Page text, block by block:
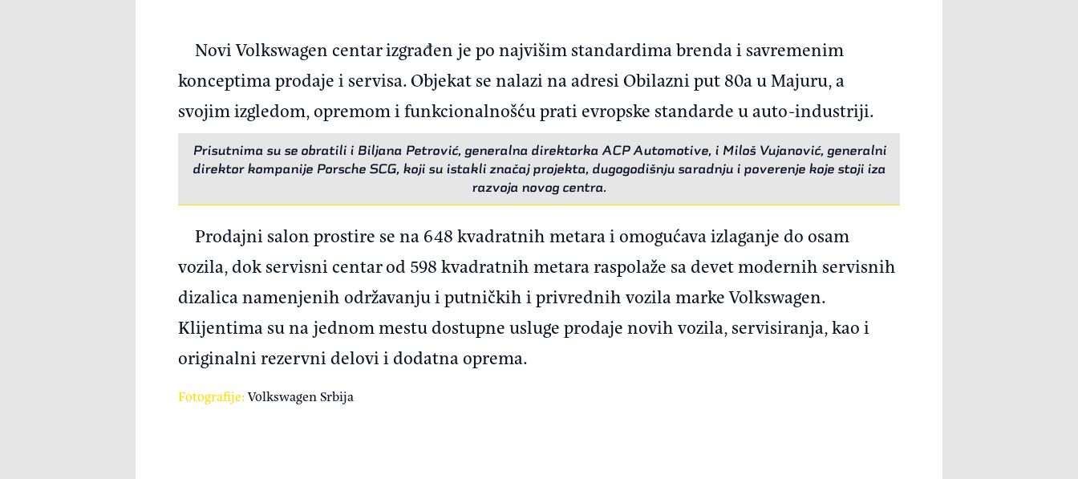
Novi Volkswagen centar izgrađen je po najvišim standardima brenda i savremenim
konceptima prodaje i servisa. Objekat se nalazi na adresi Obilazni put 80a u Majuru, a
svojim izgledom, opremom i funkcionalnošću prati evropske standarde u auto-industriji.
Prisutnima su se obratili i Biljana Petrović, generalna direktorka ACP Automotive, i Miloš Vujanović, generalni
direktor kompanije Porsche SCG, koji su istakli značaj projekta, dugogodišnju saradnju i poverenje koje stoji iza
razvoja novog centra.
Prodajni salon prostire se na 648 kvadratnih metara i omogućava izlaganje do osam
vozila, dok servisni centar od 598 kvadratnih metara raspolaže sa devet modernih servisnih
dizalica namenjenih održavanju i putničkih i privrednih vozila marke Volkswagen.
Klijentima su na jednom mestu dostupne usluge prodaje novih vozila, servisiranja, kao i
originalni rezervni delovi i dodatna oprema.
Fotografije:Volkswagen Srbija